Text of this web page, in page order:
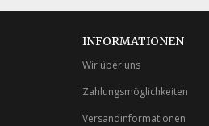
INFORMATIONEN
Wir über uns
Zahlungsmöglichkeiten
Versandinformationen